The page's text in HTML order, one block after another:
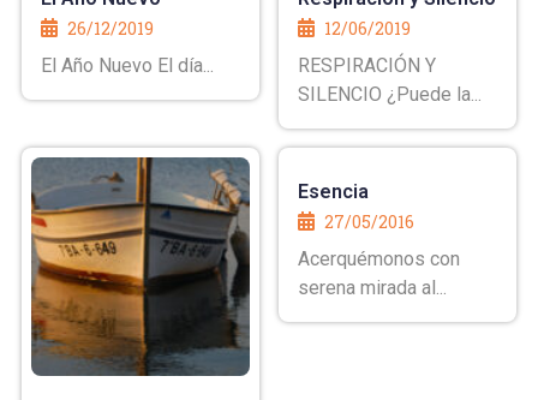
26/12/2019
El Año Nuevo El día...
12/06/2019
RESPIRACIÓN Y
SILENCIO ¿Puede la...
Esencia
27/05/2016
Acerquémonos con
serena mirada al...